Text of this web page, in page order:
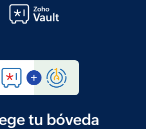
tu bóveda